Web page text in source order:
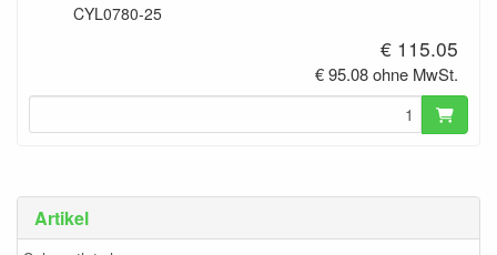
Artikel
CYL0780-25
€ 115.05
€ 95.08 ohne MwSt.